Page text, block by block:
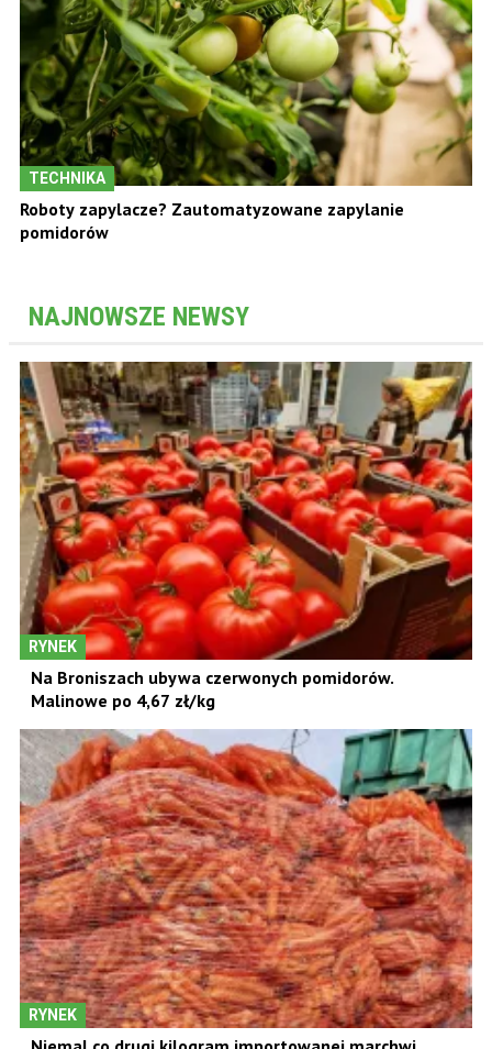
TECHNIKA
Roboty zapylacze? Zautomatyzowane zapylanie
pomidorów
NAJNOWSZE NEWSY
RYNEK
Na Broniszach ubywa czerwonych pomidorów.
Malinowe po 4,67 zł/kg
RYNEK